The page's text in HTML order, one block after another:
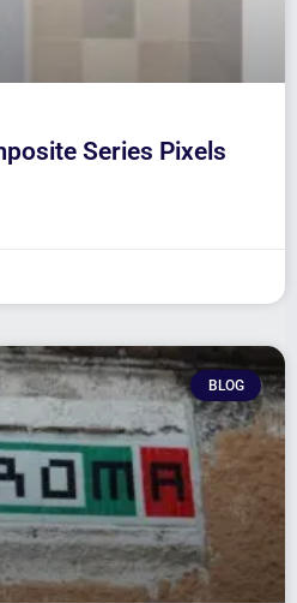
Series Pixels
BLOG